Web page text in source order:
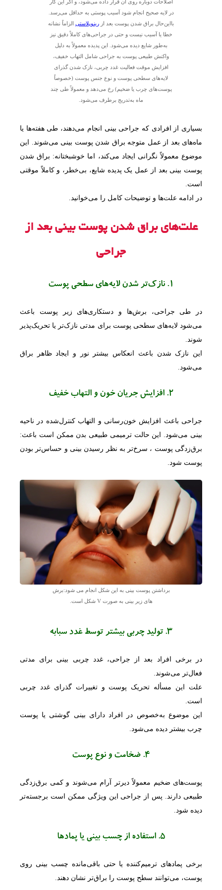
اصلاحات دوباره روی آن قرار داده می‌شود، و اگر این کار
در لایه صحیح انجام شود آسیب پوستی به حداقل می‌رسد.
بااین‌حال براق شدن پوست بعد از رینوپلاستی الزاماً نشانه
خطا یا آسیب نیست و حتی در جراحی‌های کاملاً دقیق نیز
به‌طور شایع دیده می‌شود. این پدیده معمولاً به دلیل
واکنش طبیعی پوست به جراحی شامل التهاب خفیف،
افزایش موقت فعالیت غدد چربی، نازک شدن گذرای
لایه‌های سطحی پوست و نوع جنس پوست (خصوصاً
پوست‌های چرب یا ضخیم) رخ می‌دهد و معمولاً طی چند
ماه به‌تدریج برطرف می‌شود.
بسیاری از افرادی که جراحی بینی انجام می‌دهند، طی هفته‌ها یا
ماه‌های بعد از عمل متوجه براق شدن پوست بینی می‌شوند. این
موضوع معمولاً نگرانی ایجاد می‌کند، اما خوشبختانه: براق شدن
پوست بینی بعد از عمل یک پدیده شایع، بی‌خطر، و کاملاً موقتی
است.
در ادامه علت‌ها و توضیحات کامل را می‌خوانید.
علت‌های براق شدن پوست بینی بعد از
جراحی
1. نازک‌تر شدن لایه‌های سطحی پوست
در طی جراحی، برش‌ها و دستکاری‌های زیر پوست باعث
می‌شود لایه‌های سطحی پوست برای مدتی نازک‌تر یا تحریک‌پذیر
شوند.
این نازک شدن باعث انعکاس بیشتر نور و ایجاد ظاهر براق
می‌شود.
2. افزایش جریان خون و التهاب خفیف
جراحی باعث افزایش خون‌رسانی و التهاب کنترل‌شده در ناحیه
بینی می‌شود. این حالت ترمیمی طبیعی بدن ممکن است باعث:
برق‌زدگی پوست ، سرخ‌تر به نظر رسیدن بینی و حساس‌تر بودن
پوست شود.
برداشتن پوست بینی به این شکل انجام می شود:‌برش
های زیر بینی به صورت V شکل است.
3. تولید چربی بیشتر توسط غدد سبابه
در برخی افراد بعد از جراحی، غدد چربی بینی برای مدتی
فعال‌تر می‌شوند.
علت این مسأله تحریک پوست و تغییرات گذرای غدد چربی
است.
این موضوع به‌خصوص در افراد دارای بینی گوشتی یا پوست
چرب بیشتر دیده می‌شود.
4. ضخامت و نوع پوست
پوست‌های ضخیم معمولاً دیرتر آرام می‌شوند و کمی برق‌زدگی
طبیعی دارند. پس از جراحی این ویژگی ممکن است برجسته‌تر
دیده شود.
5. استفاده از چسب بینی یا پمادها
برخی پمادهای ترمیم‌کننده یا حتی باقی‌مانده چسب بینی روی
پوست، می‌توانند سطح پوست را براق‌تر نشان دهند.